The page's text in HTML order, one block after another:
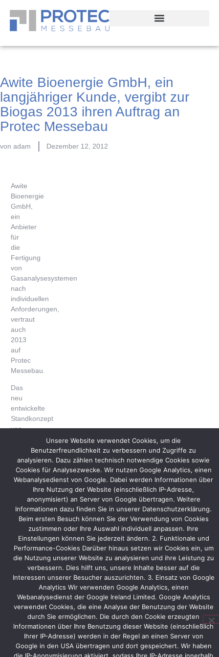
Awite Bioenergie GmbH, ein
langjähriger Kunde, vergibt zur
Biogas 2013 ihren Auftrag an
Protec Messebau
von adam Dezember 12, 2012
Awite
Bioenergie
GmbH,
ein
Anbieter
für
die
Fertigung
von
Gasanalysesystemen
nach
individuellen
Anforderungen,
vertraut
auch
2013
auf
Protec
Messebau.
Das
neu
entwickelte
Standkonzept
von
Eurotier
2012
in
Hannover,
Grund
der
identischen
Standfläche
auf
der
Biogas
übernommen
werden.
selbst
diverse
Unsere Website verwendet Cookies, um die
Benutzerfreundlichkeit zu verbessern und Zugriffe zu
analysieren. Dazu zählen technisch notwendige Cookies sowie
Cookies für Analysezwecke. Wir nutzen Google Analytics, einen
Webanalysedienst von Google. Dabei werden Informationen über
Ihre Nutzung der Website (einschließlich IP-Adresse,
anonymisiert) an Server von Google übertragen. Weitere
Informationen dazu finden Sie in unserer Datenschutzerklärung.
Beim ersten Besuch können Sie der Verwendung von Cookies
zustimmen oder Ihre Auswahl individuell anpassen. Ihre
Einstellungen können Sie jederzeit ändern. 2. Funktionale und
Performance-Cookies Darüber hinaus setzen wir Cookies ein, um
die Nutzung unserer Website zu analysieren und ihre Leistung zu
verbessern. Dies hilft uns, unsere Inhalte besser auf die
Interessen unserer Besucher auszurichten. 3. Einsatz von Google
Analytics Wir verwenden Google Analytics, einen
Webanalysedienst der Google Ireland Limited. Google Analytics
verwendet Cookies, die eine Analyse der Benutzung der Website
durch Sie ermöglichen. Die durch den Cookie erzeugten
Informationen über Ihre Benutzung dieser Website (einschließlich
Ihrer IP-Adresse) werden in der Regel an einen Server von
Google in den USA übertragen und dort gespeichert. Wir haben